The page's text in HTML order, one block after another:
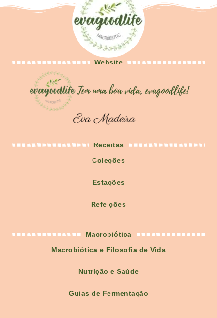
Website
Receitas
Coleções
Estações
Refeições
Macrobiótica
Macrobiótica e Filosofia de Vida
Nutrição e Saúde
Guias de Fermentação